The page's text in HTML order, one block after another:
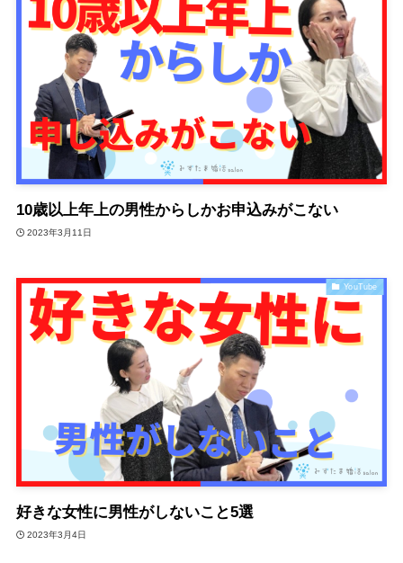
10歳以上年上の男性からしかお申込みがこない
2023年3月11日
YouTube
好きな女性に男性がしないこと5選
2023年3月4日